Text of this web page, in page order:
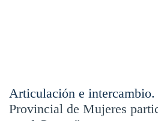
Articulación e intercambio.
Provincial de Mujeres